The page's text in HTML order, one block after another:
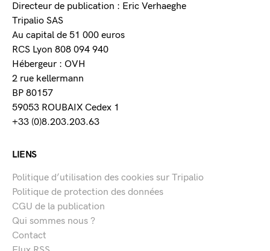
Directeur de publication : Eric Verhaeghe
Tripalio SAS
Au capital de 51 000 euros
RCS Lyon 808 094 940
Hébergeur : OVH
2 rue kellermann
BP 80157
59053 ROUBAIX Cedex 1
+33 (0)8.203.203.63
LIENS
Politique d’utilisation des cookies sur Tripalio
Politique de protection des données
CGU de la publication
Qui sommes nous ?
Contact